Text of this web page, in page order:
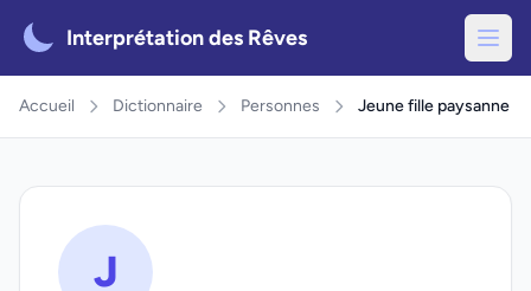
Interprétation des Rêves
Accueil Dictionnaire Personnes Jeune fille paysanne
J